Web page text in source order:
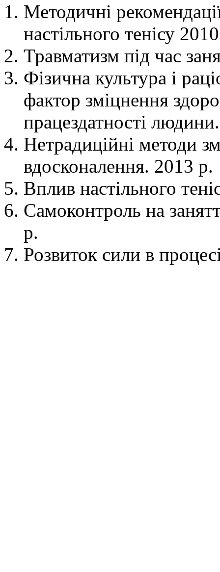
Методичні
настільного тенісу
Травматизм під час
Фізична культура і
фактор зміцнення
працездатності
Нетрадиційні методи
вдосконалення. 2013 р.
Вплив настільного
Самоконтроль на
р.
Розвиток сили в